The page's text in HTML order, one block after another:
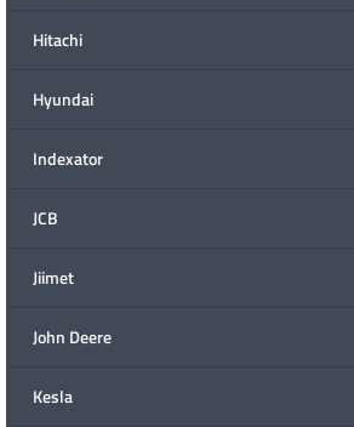
Hitachi
Hyundai
Indexator
JCB
Jiimet
John Deere
Kesla